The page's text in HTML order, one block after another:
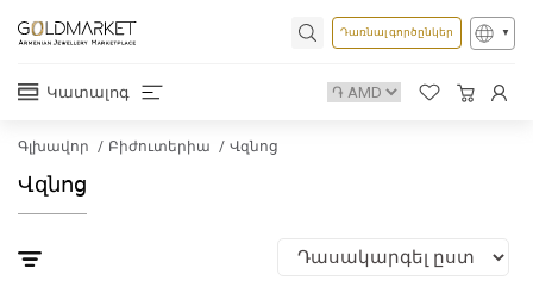
Դառնալ գործընկեր
Կատալոգ
Գլխավոր Բիժուտերիա Վզնոց
Վզնոց